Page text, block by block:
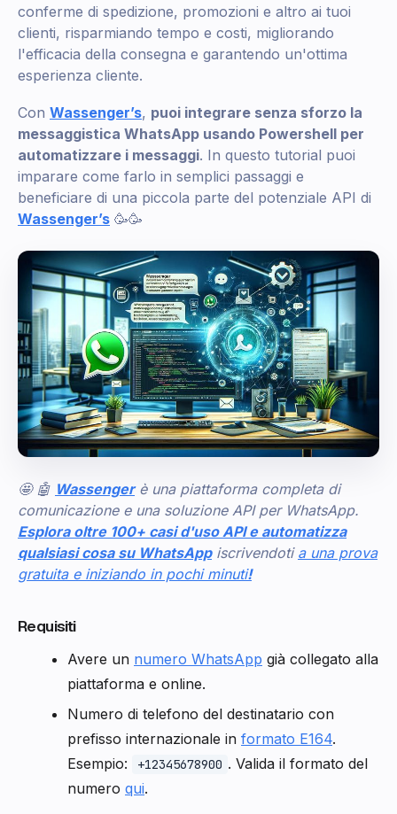
conferme di spedizione, promozioni e altro ai tuoi
clienti, risparmiando tempo e costi, migliorando
l'efficacia della consegna e garantendo un'ottima
esperienza cliente.
Con Wassenger’s, puoi integrare senza sforzo la
messaggistica WhatsApp usando Powershell per
automatizzare i messaggi. In questo tutorial puoi
imparare come farlo in semplici passaggi e
beneficiare di una piccola parte del potenziale API di
Wassenger’s 🥳🥳
🤩 🤖 Wassenger è una piattaforma completa di
comunicazione e una soluzione API per WhatsApp.
Esplora oltre 100+ casi d'uso API e automatizza
qualsiasi cosa su WhatsApp iscrivendoti a una prova
gratuita e iniziando in pochi minuti!
Requisiti
Avere un numero WhatsApp già collegato alla
piattaforma e online.
Numero di telefono del destinatario con
prefisso internazionale in formato E164.
Esempio:
+12345678900 . Valida il formato del
numero qui.